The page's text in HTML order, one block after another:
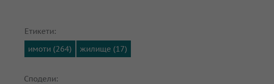
Етикети:
имоти (264)
жилище (17)
Сподели: